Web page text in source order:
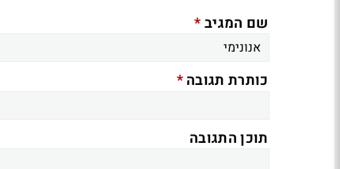
שם המגיב*
כותרת תגובה*
תוכן התגובה